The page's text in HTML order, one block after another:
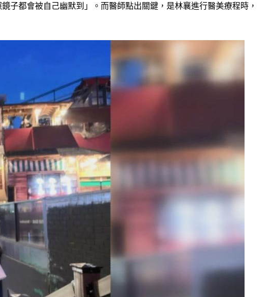
子都會被自己幽默到」。而醫師點出關鍵，是林襄進行醫美療程時，